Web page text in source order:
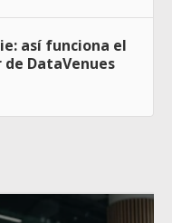
así funciona el
DataVenues